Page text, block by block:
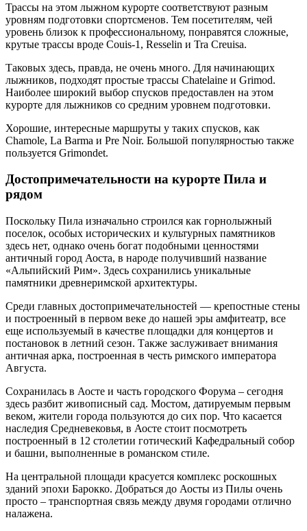
Трассы на этом лыжном курорте соответствуют разным
уровням подготовки спортсменов. Тем посетителям, чей
уровень близок к профессиональному, понравятся сложные,
крутые трассы вроде Couis-1, Resselin и Tra Creuisa.
Таковых здесь, правда, не очень много. Для начинающих
лыжников, подходят простые трассы Chatelaine и Grimod.
Наиболее широкий выбор спусков предоставлен на этом
курорте для лыжников со средним уровнем подготовки.
Хорошие, интересные маршруты у таких спусков, как
Chamole, La Barma и Pre Noir. Большой популярностью также
пользуется Grimondet.
Достопримечательности на курорте Пила и
рядом
Поскольку Пила изначально строился как горнолыжный
поселок, особых исторических и культурных памятников
здесь нет, однако очень богат подобными ценностями
античный город Аоста, в народе получивший название
«Альпийский Рим». Здесь сохранились уникальные
памятники древнеримской архитектуры.
Среди главных достопримечательностей — крепостные стены
и построенный в первом веке до нашей эры амфитеатр, все
еще используемый в качестве площадки для концертов и
постановок в летний сезон. Также заслуживает внимания
античная арка, построенная в честь римского императора
Августа.
Сохранилась в Аосте и часть городского Форума – сегодня
здесь разбит живописный сад. Мостом, датируемым первым
веком, жители города пользуются до сих пор. Что касается
наследия Средневековья, в Аосте стоит посмотреть
построенный в 12 столетии готический Кафедральный собор
и башни, выполненные в романском стиле.
На центральной площади красуется комплекс роскошных
зданий эпохи Барокко. Добраться до Аосты из Пилы очень
просто – транспортная связь между двумя городами отлично
налажена.